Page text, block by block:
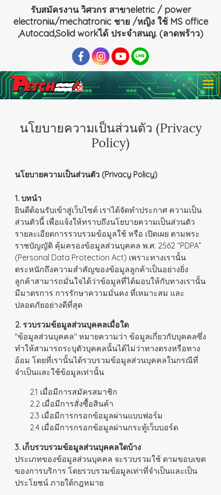
รับสมัครงาน วิศวกร สาขาeletric / power
electroniแ/mechatronic ชาย /หญิง ใช้ MS office
,Autocad,Solid workได้ ประจำสนญ. (ลาดพร้าว)
นโยบายความเป็นส่วนตัว (Privacy
Policy)
นโยบายความเป็นส่วนตัว (Privacy Policy)
1. บทนำ
ยินดีต้อนรับเข้าสู่เว็บไซต์ เราได้จัดทำประกาศ ความเป็น
ส่วนตัวนี้ เพื่อแจ้งให้ทราบถึงนโยบายความเป็นส่วนตัว
รายละเอียดการรวบรวมข้อมูลใช้ หรือ เปิดเผย ตามพระ
ราชบัญญัติ คุ้มครองข้อมูลส่วนบุคคล พ.ศ. 2562 “PDPA”
(Personal Data Protection Act) เพราะทางเรานั้น
ตระหนักถึงความสำคัญของข้อมูลลูกค้าเป็นอย่างยิ่ง
ลูกค้าสามารถมั่นใจได้ว่าข้อมูลที่ได้มอบให้กับทางเรานั้น
มีมาตรการ การรักษาความมั่นคง ที่เหมาะสม และ
ปลอดภัยอย่างดีที่สุด
2. รวบรวมข้อมูลส่วนบุคคลเมื่อใด
"ข้อมูลส่วนบุคคล" หมายความว่า ข้อมูลเกี่ยวกับบุคคลซึ่ง
ทำให้สามารถระบุตัวบุคคลนั้นได้ไม่ว่าทางตรงหรือทาง
อ้อม โดยที่เรานั้นได้รวบรวมข้อมูลส่วนบุคคลในกรณีที่
จำเป็นและใช้ข้อมูลเท่านั้น
2.1 เมื่อมีการสมัครสมาชิก
2.2 เมื่อมีการสั่งซื้อสินค้า
2.3 เมื่อมีการกรอกข้อมูลผ่านแบบฟอร์ม
2.4 เมื่อมีการกรอกข้อมูลผ่านกระทู้เว็บบอร์ด
3. เก็บรวบรวมข้อมูลส่วนบุคคลใดบ้าง
ประเภทของข้อมูลส่วนบุคคล จะรวบรวมใช้ ตามขอบเขต
ของการบริการ โดยรวบรวมข้อมูลเท่าที่จำเป็นและเป็น
ประโยชน์ ภายใต้กฎหมาย